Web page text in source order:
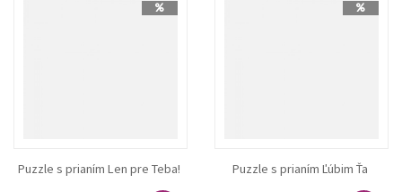
Puzzle s prianím Len pre Teba! Puzzle s prianím Ľúbim Ťa